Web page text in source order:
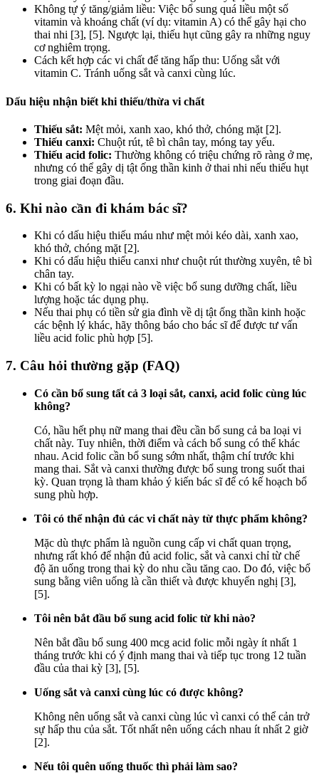
Không tự ý tăng/giảm liều: Việc bổ sung quá liều một số
vitamin và khoáng chất (ví dụ: vitamin A) có thể gây hại cho
thai nhi [3], [5]. Ngược lại, thiếu hụt cũng gây ra những nguy
cơ nghiêm trọng.
Cách kết hợp các vi chất để tăng hấp thu: Uống sắt với
vitamin C. Tránh uống sắt và canxi cùng lúc.
Dấu hiệu nhận biết khi thiếu/thừa vi chất
Thiếu sắt: Mệt mỏi, xanh xao, khó thở, chóng mặt [2].
Thiếu canxi: Chuột rút, tê bì chân tay, móng tay yếu.
Thiếu acid folic: Thường không có triệu chứng rõ ràng ở mẹ,
nhưng có thể gây dị tật ống thần kinh ở thai nhi nếu thiếu hụt
trong giai đoạn đầu.
6. Khi nào cần đi khám bác sĩ?
Khi có dấu hiệu thiếu máu như mệt mỏi kéo dài, xanh xao,
khó thở, chóng mặt [2].
Khi có dấu hiệu thiếu canxi như chuột rút thường xuyên, tê bì
chân tay.
Khi có bất kỳ lo ngại nào về việc bổ sung dưỡng chất, liều
lượng hoặc tác dụng phụ.
Nếu thai phụ có tiền sử gia đình về dị tật ống thần kinh hoặc
các bệnh lý khác, hãy thông báo cho bác sĩ để được tư vấn
liều acid folic phù hợp [5].
7. Câu hỏi thường gặp (FAQ)
Có cần bổ sung tất cả 3 loại sắt, canxi, acid folic cùng lúc
không?
Có, hầu hết phụ nữ mang thai đều cần bổ sung cả ba loại vi
chất này. Tuy nhiên, thời điểm và cách bổ sung có thể khác
nhau. Acid folic cần bổ sung sớm nhất, thậm chí trước khi
mang thai. Sắt và canxi thường được bổ sung trong suốt thai
kỳ. Quan trọng là tham khảo ý kiến bác sĩ để có kế hoạch bổ
sung phù hợp.
Tôi có thể nhận đủ các vi chất này từ thực phẩm không?
Mặc dù thực phẩm là nguồn cung cấp vi chất quan trọng,
nhưng rất khó để nhận đủ acid folic, sắt và canxi chỉ từ chế
độ ăn uống trong thai kỳ do nhu cầu tăng cao. Do đó, việc bổ
sung bằng viên uống là cần thiết và được khuyến nghị [3],
[5].
Tôi nên bắt đầu bổ sung acid folic từ khi nào?
Nên bắt đầu bổ sung 400 mcg acid folic mỗi ngày ít nhất 1
tháng trước khi có ý định mang thai và tiếp tục trong 12 tuần
đầu của thai kỳ [3], [5].
Uống sắt và canxi cùng lúc có được không?
Không nên uống sắt và canxi cùng lúc vì canxi có thể cản trở
sự hấp thu của sắt. Tốt nhất nên uống cách nhau ít nhất 2 giờ
[2].
Nếu tôi quên uống thuốc thì phải làm sao?